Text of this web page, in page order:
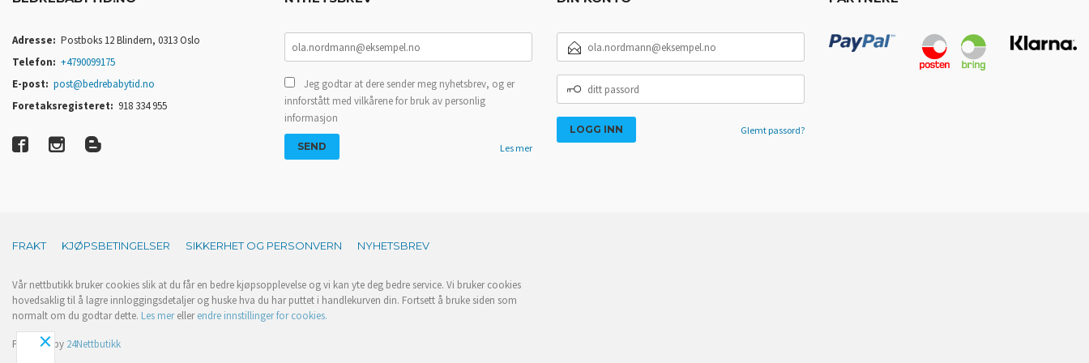
Adresse: Postboks 12 Blindern, 0313 Oslo
Telefon: +4790099175
E-post: post@bedrebabytid.no
Foretaksregisteret: 918 334 955
Jeg godtar at dere sender meg nyhetsbrev, og er
innforstått med vilkårene for bruk av personlig
informasjon
Les mer
POSTADRESSE
PASSORD
Glemt passord?
FRAKT KJØPSBETINGELSER SIKKERHET OG PERSONVERN NYHETSBREV
Vår nettbutikk bruker cookies slik at du får en bedre kjøpsopplevelse og vi kan yte deg bedre service. Vi bruker cookies
hovedsaklig til å lagre innloggingsdetaljer og huske hva du har puttet i handlekurven din. Fortsett å bruke siden som
normalt om du godtar dette. Les merellerendre innstillinger for cookies.
Powered by 24Nettbutikk
×